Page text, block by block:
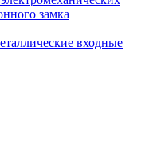
замка
входные